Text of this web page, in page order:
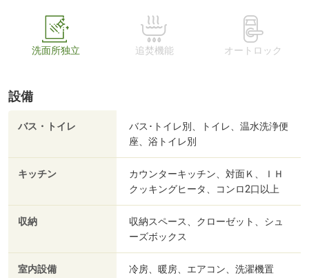
洗面所独立 追焚機能 オートロック
設備
バス・トイレ
バス･トイレ別、トイレ、温水洗浄便
座、浴トイレ別
キッチン
カウンターキッチン、対面Ｋ、ＩＨ
クッキングヒータ、コンロ2口以上
収納
収納スペース、クローゼット、シュ
ーズボックス
室内設備
冷房、暖房、エアコン、洗濯機置